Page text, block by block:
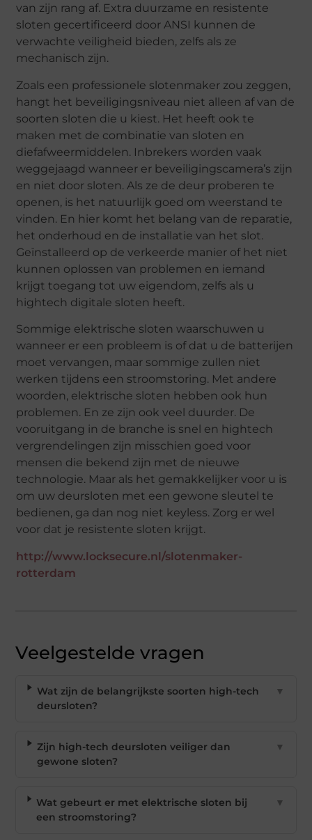
van zijn rang af. Extra duurzame en resistente
sloten gecertificeerd door ANSI kunnen de
verwachte veiligheid bieden, zelfs als ze
mechanisch zijn.
Zoals een professionele slotenmaker zou zeggen,
hangt het beveiligingsniveau niet alleen af van de
soorten sloten die u kiest. Het heeft ook te
maken met de combinatie van sloten en
diefafweermiddelen. Inbrekers worden vaak
weggejaagd wanneer er beveiligingscamera’s zijn
en niet door sloten. Als ze de deur proberen te
openen, is het natuurlijk goed om weerstand te
vinden. En hier komt het belang van de reparatie,
het onderhoud en de installatie van het slot.
Geïnstalleerd op de verkeerde manier of het niet
kunnen oplossen van problemen en iemand
krijgt toegang tot uw eigendom, zelfs als u
hightech digitale sloten heeft.
Sommige elektrische sloten waarschuwen u
wanneer er een probleem is of dat u de batterijen
moet vervangen, maar sommige zullen niet
werken tijdens een stroomstoring. Met andere
woorden, elektrische sloten hebben ook hun
problemen. En ze zijn ook veel duurder. De
vooruitgang in de branche is snel en hightech
vergrendelingen zijn misschien goed voor
mensen die bekend zijn met de nieuwe
technologie. Maar als het gemakkelijker voor u is
om uw deursloten met een gewone sleutel te
bedienen, ga dan nog niet keyless. Zorg er wel
voor dat je resistente sloten krijgt.
http://www.locksecure.nl/slotenmaker-
rotterdam
Veelgestelde vragen
Wat zijn de belangrijkste soorten high-tech
deursloten?
▼
Zijn high-tech deursloten veiliger dan
gewone sloten?
▼
Wat gebeurt er met elektrische sloten bij
een stroomstoring?
▼